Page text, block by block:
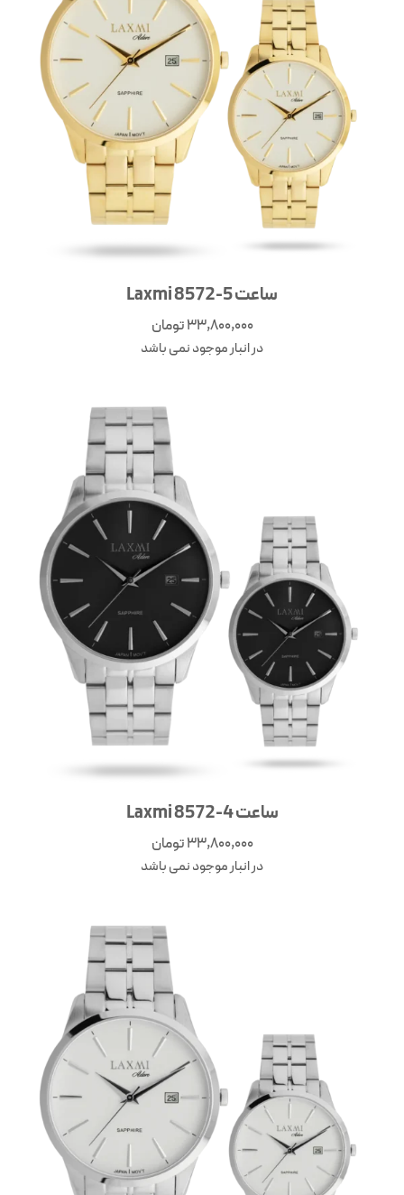
ساعت 5-8572 Laxmi
33,800,000تومان
در انبار موجود نمی باشد
ساعت 4-8572 Laxmi
33,800,000تومان
در انبار موجود نمی باشد